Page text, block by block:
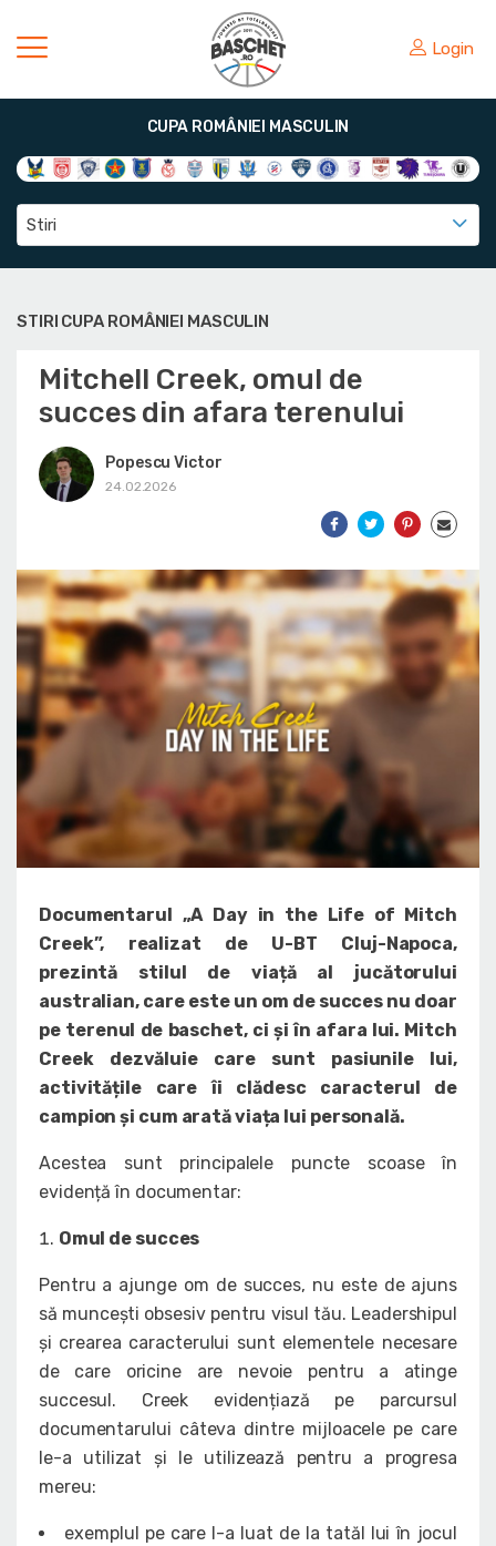
Login
CUPA ROMÂNIEI MASCULIN
Stiri
STIRI CUPA ROMÂNIEI MASCULIN
Mitchell Creek, omul de
succes din afara terenului
Popescu Victor
24.02.2026
Documentarul „A Day in the Life of Mitch
Creek”, realizat de U-BT Cluj-Napoca,
prezintă stilul de viață al jucătorului
australian, care este un om de succes nu doar
pe terenul de baschet, ci și în afara lui. Mitch
Creek dezvăluie care sunt pasiunile lui,
activitățile care îi clădesc caracterul de
campion și cum arată viața lui personală.
Acestea sunt principalele puncte scoase în
evidență în documentar:
Omul de succes
Pentru a ajunge om de succes, nu este de ajuns
să muncești obsesiv pentru visul tău. Leadershipul
și crearea caracterului sunt elementele necesare
de care oricine are nevoie pentru a atinge
succesul. Creek evidențiază pe parcursul
documentarului câteva dintre mijloacele pe care
le-a utilizat și le utilizează pentru a progresa
mereu:
exemplul pe care l-a luat de la tatăl lui în jocul